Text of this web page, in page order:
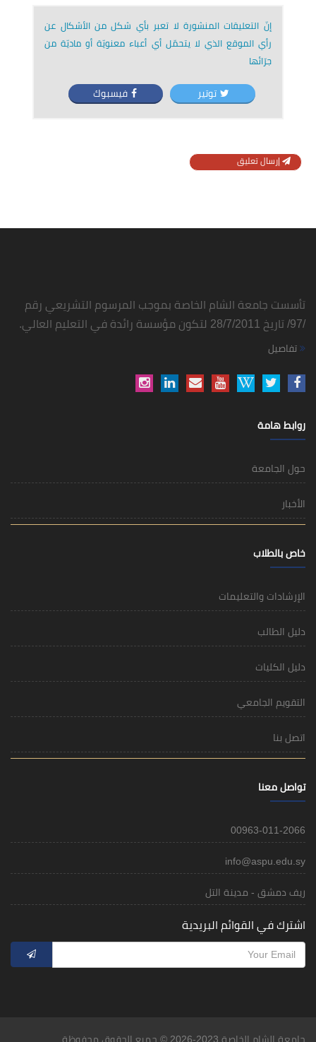
إنّ التعليقات المنشورة لا تعبر بأي شكل من الأشكال عن
رأي الموقع الذي لا يتحمّل أي أعباء معنويّة أو ماديّة من
جرّائها
توتير فيسبوك
إرسال تعليق
تأسست جامعة الشام الخاصة بموجب المرسوم التشريعي رقم
/97/ تاريخ 28/7/2011 لتكون مؤسسة رائدة في التعليم العالي.
تفاصيل
روابط هامة
حول الجامعة
الأخبار
خاص بالطلاب
الإرشادات والتعليمات
دليل الطالب
دليل الكليات
التقويم الجامعي
اتصل بنا
تواصل معنا
00963-011-2066
info@aspu.edu.sy
ريف دمشق - مدينة التل
اشترك في القوائم البريدية
جامعة الشام الخاصة 2023-2026 © جميع الحقوق محفوظة